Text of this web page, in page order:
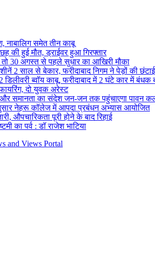
नाबालिग समेत तीन काबू
की हुई मौत, ड्राईवर हुआ गिरफ्तार
तो 30 अगस्त से पहले सुधार का आखिरी मौका
2 साल से बेकार, फरीदाबाद निगम ने पेड़ों की
डिलीवरी ब्वॉय काबू, फरीदाबाद में 2 घंटे कार में बंधक
दो युवक अरेस्ट
और समानता का संदेश जन-जन तक पहुंचाएगा पावन
नेहरू कॉलेज में आपदा प्रबंधन अभ्यास आयोजित
औपचारिकता पूरी होने के बाद रिहाई
का पर्व : डॉ राजेश भाटिया
and Views Portal